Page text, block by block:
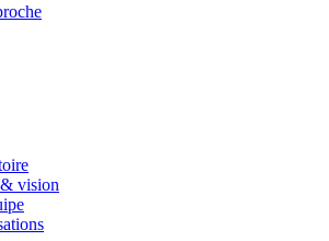
vision